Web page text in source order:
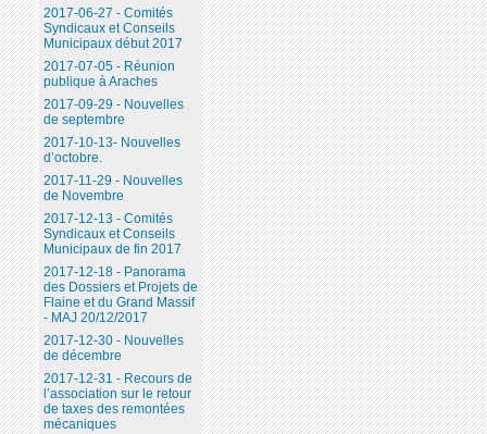
2017-06-27 - Comités
Syndicaux et Conseils
Municipaux début 2017
2017-07-05 - Réunion
publique à Araches
2017-09-29 - Nouvelles
de septembre
2017-10-13- Nouvelles
d’octobre.
2017-11-29 - Nouvelles
de Novembre
2017-12-13 - Comités
Syndicaux et Conseils
Municipaux de fin 2017
2017-12-18 - Panorama
des Dossiers et Projets de
Flaine et du Grand Massif
- MAJ 20/12/2017
2017-12-30 - Nouvelles
de décembre
2017-12-31 - Recours de
l’association sur le retour
de taxes des remontées
mécaniques